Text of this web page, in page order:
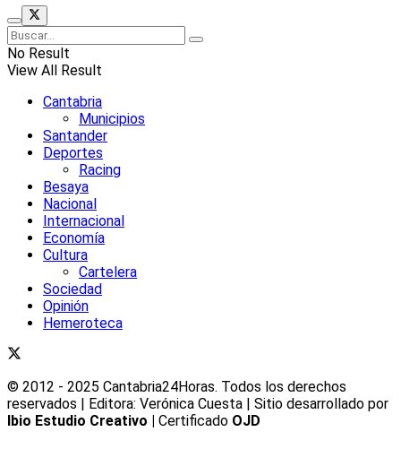
No Result
View All Result
Cantabria
Municipios
Santander
Deportes
Racing
Besaya
Nacional
Internacional
Economía
Cultura
Cartelera
Sociedad
Opinión
Hemeroteca
© 2012 - 2025 Cantabria24Horas. Todos los derechos
reservados | Editora: Verónica Cuesta | Sitio desarrollado por
Ibio Estudio Creativo | Certificado OJD